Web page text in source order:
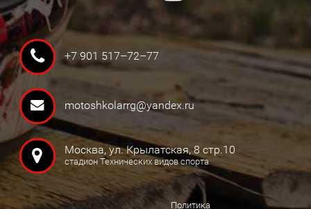
+7 901 517–72–77
motoshkolarrg@yandex.ru
Москва, ул. Крылатская, 8 стр.10
стадион Технических видов спорта
Политика